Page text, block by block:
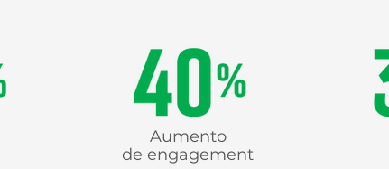
Aumento
de engagement